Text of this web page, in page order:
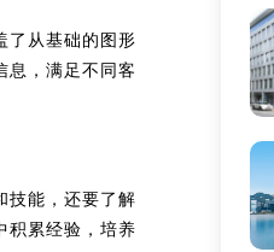
了从基础的图形
息，满足不同客
技能，还要了解
积累经验，培养